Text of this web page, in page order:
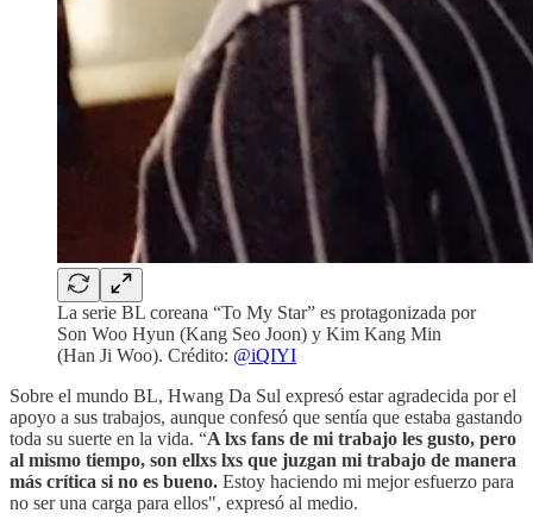
La serie BL coreana “To My Star” es protagonizada por
Son Woo Hyun (Kang Seo Joon) y Kim Kang Min
(Han Ji Woo). Crédito: @iQIYI
Sobre el mundo BL, Hwang Da Sul expresó estar agradecida por el
apoyo a sus trabajos, aunque confesó que sentía que estaba gastando
toda su suerte en la vida. “A lxs fans de mi trabajo les gusto, pero
al mismo tiempo, son ellxs lxs que juzgan mi trabajo de manera
más crítica si no es bueno. Estoy haciendo mi mejor esfuerzo para
no ser una carga para ellos", expresó al medio.